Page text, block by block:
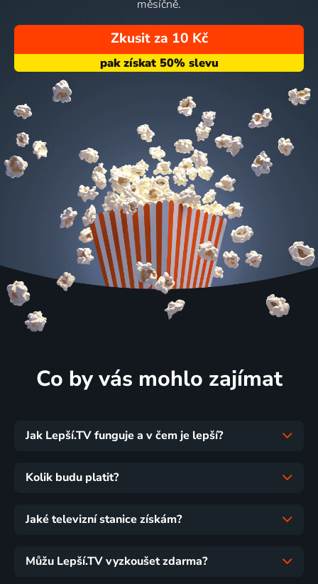
měsíčně.
Zkusit za 10 Kč
Co by vás mohlo zajímat
Jak Lepší.TV funguje a v čem je lepší?
Kolik budu platit?
Jaké televizní stanice získám?
Můžu Lepší.TV vyzkoušet zdarma?